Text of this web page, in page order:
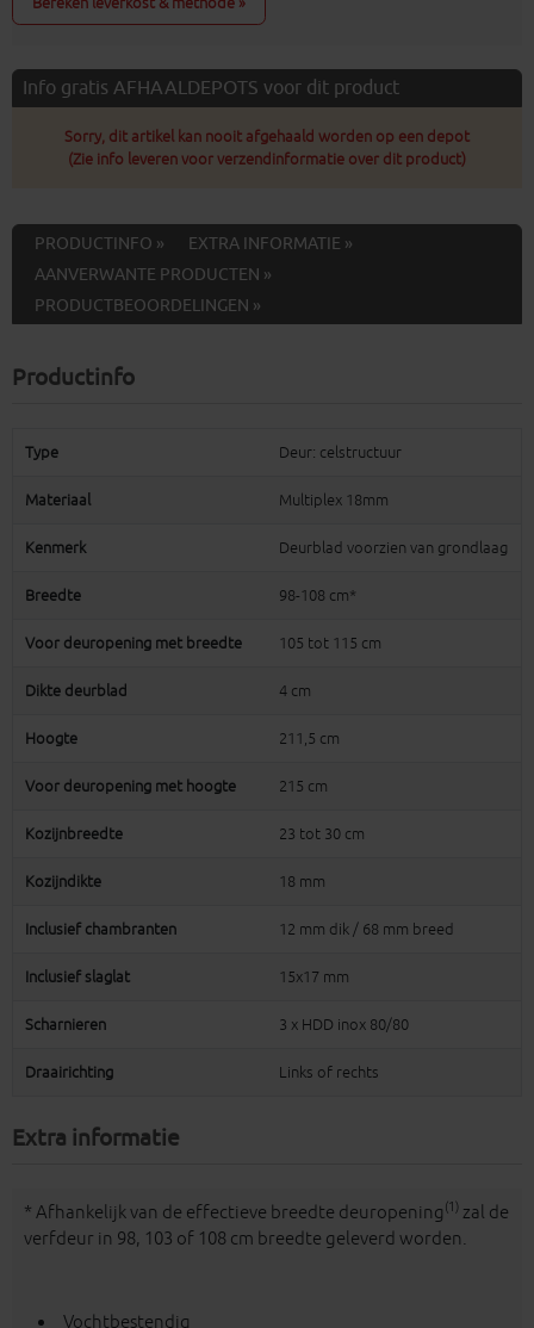
Info gratis AFHAALDEPOTS voor dit product
Sorry, dit artikel kan nooit afgehaald worden op een depot
(Zie info leveren voor verzendinformatie over dit product)
PRODUCTINFO »
EXTRA INFORMATIE »
AANVERWANTE PRODUCTEN »
PRODUCTBEOORDELINGEN »
Productinfo
Type Deur: celstructuur
Materiaal Multiplex 18mm
Kenmerk Deurblad voorzien van grondlaag
Breedte 98-108 cm*
Voor deuropening met breedte 105 tot 115 cm
Dikte deurblad 4 cm
Hoogte 211,5 cm
Voor deuropening met hoogte 215 cm
Kozijnbreedte 23 tot 30 cm
Kozijndikte 18 mm
Inclusief chambranten 12 mm dik / 68 mm breed
Inclusief slaglat 15x17 mm
Scharnieren 3 x HDD inox 80/80
Draairichting Links of rechts
Extra informatie
* Afhankelijk van de effectieve breedte deuropening (1) zal de
verfdeur in 98, 103 of 108 cm breedte geleverd worden.
Vochtbestendig